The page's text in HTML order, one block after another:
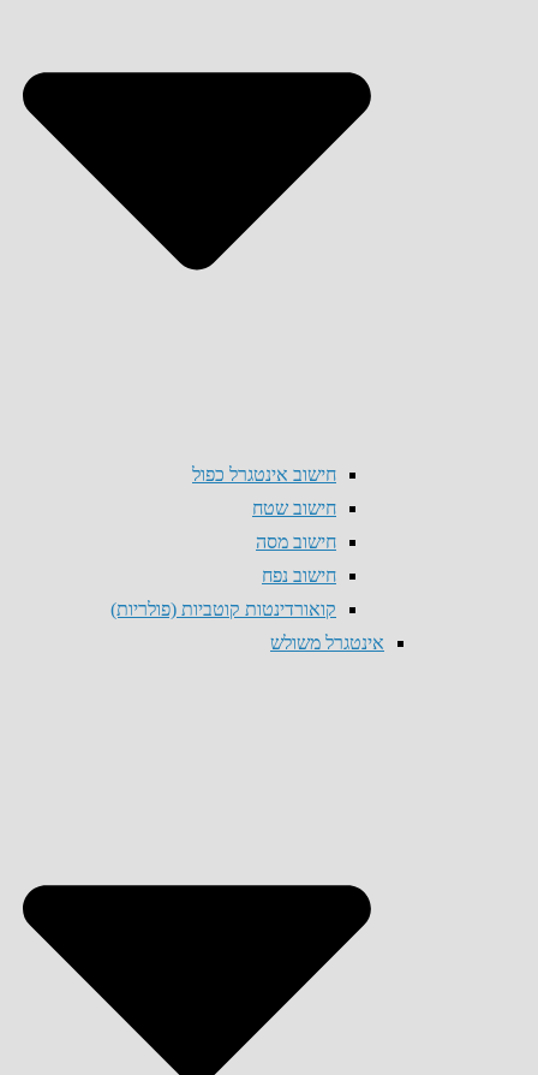
חישוב אינטגרל כפול
חישוב שטח
חישוב מסה
חישוב נפח
קואורדינטות קוטביות (פולריות)
אינטגרל משולש